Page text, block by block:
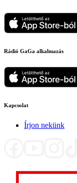
Rádió GaGa alkalmazás
Kapcsolat
Írjon nekünk